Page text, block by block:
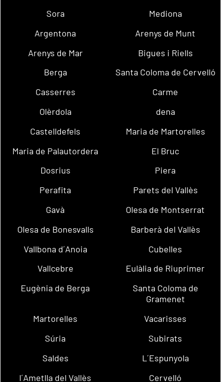
Sora
Mediona
Argentona
Arenys de Munt
Arenys de Mar
Bigues i Riells
Berga
Santa Coloma de Cervelló
Casserres
Carme
Olèrdola
dena
Castelldefels
Maria de Martorelles
Maria de Palautordera
El Bruc
Dosrius
Piera
Perafita
Parets del Vallès
Gavà
Olesa de Montserrat
Olesa de Bonesvalls
Barberà del Vallès
Vallbona d´Anoia
Cubelles
Vallcebre
Eulàlia de Riuprimer
Eugènia de Berga
Santa Coloma de
Gramenet
Martorelles
Vacarisses
Súria
Subirats
Saldes
L´Espunyola
l´Ametlla del Vallès
Cervelló